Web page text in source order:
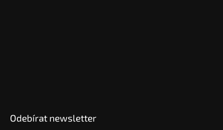
Odebírat newsletter